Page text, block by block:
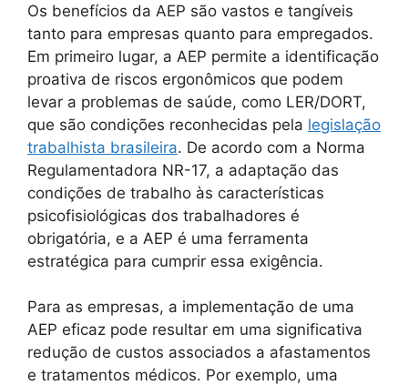
Os benefícios da AEP são vastos e tangíveis
tanto para empresas quanto para empregados.
Em primeiro lugar, a AEP permite a identificação
proativa de riscos ergonômicos que podem
levar a problemas de saúde, como LER/DORT,
que são condições reconhecidas pela legislação
trabalhista brasileira. De acordo com a Norma
Regulamentadora NR-17, a adaptação das
condições de trabalho às características
psicofisiológicas dos trabalhadores é
obrigatória, e a AEP é uma ferramenta
estratégica para cumprir essa exigência.
Para as empresas, a implementação de uma
AEP eficaz pode resultar em uma significativa
redução de custos associados a afastamentos
e tratamentos médicos. Por exemplo, uma